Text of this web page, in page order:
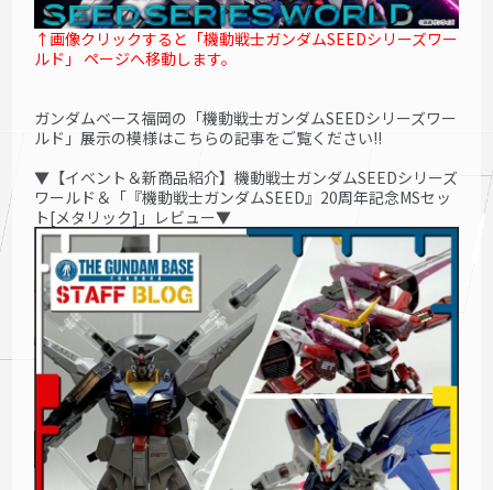
↑画像クリックすると「機動戦士ガンダムSEEDシリーズワー
ルド」 ページへ移動します。
ガンダムベース福岡の 「機動戦士ガンダムSEEDシリーズワー
ルド」 展示の模様はこちらの記事をご覧ください!!
▼【イベント＆新商品紹介】機動戦士ガンダムSEEDシリーズ
ワールド＆「『機動戦士ガンダムSEED』20周年記念MSセッ
ト[メタリック]」レビュー▼